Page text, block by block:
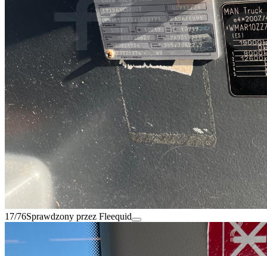
17/76Sprawdzony przez Fleequid